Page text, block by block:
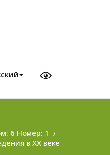
6 Номер: 1 /
в XX веке